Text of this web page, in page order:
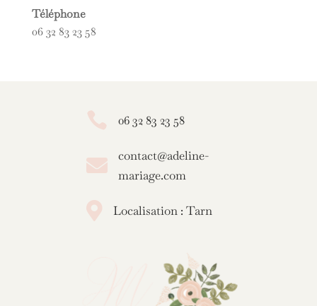
Téléphone
06 32 83 23 58
 06 32 83 23 58

contact@adeline-
mariage.com
 Localisation : Tarn